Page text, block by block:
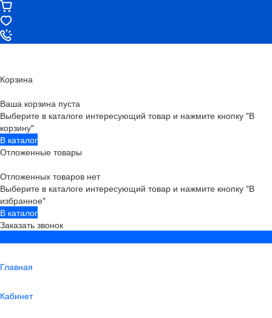
Корзина
Ваша корзина пуста
Выберите в каталоге интересующий товар и нажмите кнопку "В
корзину"
В каталог
Отложенные товары
Отложенных товаров нет
Выберите в каталоге интересующий товар и нажмите кнопку "В
избранное"
В каталог
Заказать звонок
Главная
Кабинет